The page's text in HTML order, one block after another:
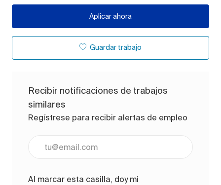
Aplicar ahora
Guardar trabajo
Recibir notificaciones de trabajos
similares
Regístrese para recibir alertas de empleo
Ingrese la dirección de correo electrónico
Al marcar esta casilla, doy mi